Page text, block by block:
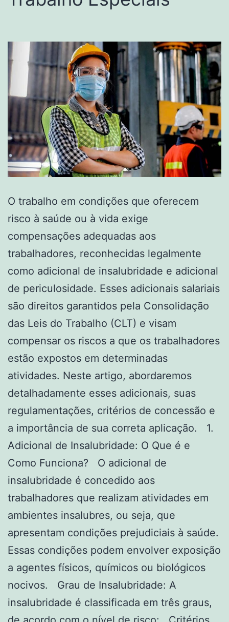
O trabalho em condições que oferecem
risco à saúde ou à vida exige
compensações adequadas aos
trabalhadores, reconhecidas legalmente
como adicional de insalubridade e adicional
de periculosidade. Esses adicionais salariais
são direitos garantidos pela Consolidação
das Leis do Trabalho (CLT) e visam
compensar os riscos a que os trabalhadores
estão expostos em determinadas
atividades. Neste artigo, abordaremos
detalhadamente esses adicionais, suas
regulamentações, critérios de concessão e
a importância de sua correta aplicação. 1.
Adicional de Insalubridade: O Que é e
Como Funciona? O adicional de
insalubridade é concedido aos
trabalhadores que realizam atividades em
ambientes insalubres, ou seja, que
apresentam condições prejudiciais à saúde.
Essas condições podem envolver exposição
a agentes físicos, químicos ou biológicos
nocivos. Grau de Insalubridade: A
insalubridade é classificada em três graus,